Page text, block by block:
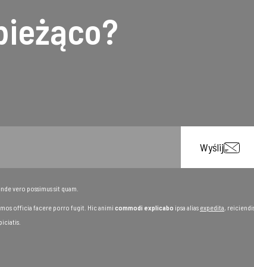
Wyślij
vero possimus sit quam.
officia facere porro fugit. Hic animi commodi explicabo ipsa alias expedita,